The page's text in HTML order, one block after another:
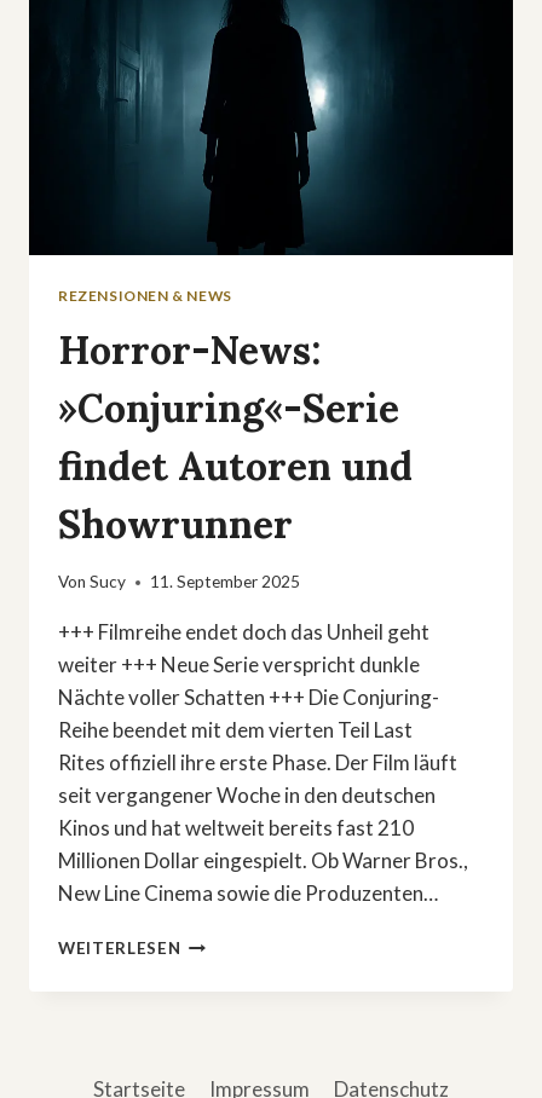
REZENSIONEN & NEWS
Horror-News:
»Conjuring«-Serie
findet Autoren und
Showrunner
Von Sucy 11. September 2025
+++ Filmreihe endet doch das Unheil geht
weiter +++ Neue Serie verspricht dunkle
Nächte voller Schatten +++ Die Conjuring-
Reihe beendet mit dem vierten Teil Last
Rites offiziell ihre erste Phase. Der Film läuft
seit vergangener Woche in den deutschen
Kinos und hat weltweit bereits fast 210
Millionen Dollar eingespielt. Ob Warner Bros.,
New Line Cinema sowie die Produzenten…
WEITERLESEN HORROR-
»CONJURING«-
UND
Startseite Impressum Datenschutz